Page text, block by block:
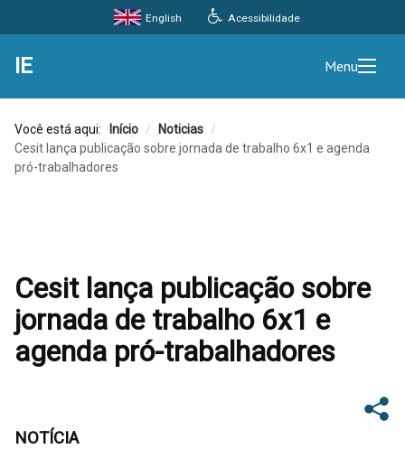
Acessibilidade
English
IE Menu
Você está aqui: Início / Noticias /
Cesit lança publicação sobre jornada de trabalho 6x1 e agenda
pró-trabalhadores
Cesit lança publicação sobre
jornada de trabalho 6x1 e
agenda pró-trabalhadores
NOTÍCIA